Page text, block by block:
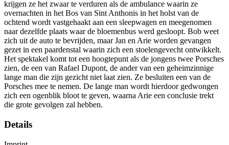
krijgen ze het zwaar te verduren als de ambulance waarin ze
overnachten in het Bos van Sint Anthonis in het holst van de
ochtend wordt vastgehaakt aan een sleepwagen en meegenomen
naar dezelfde plaats waar de bloemenbus werd gesloopt. Bob weet
zich uit de auto te bevrijden, maar Jan en Arie worden gevangen
gezet in een paardenstal waarin zich een stoelengevecht ontwikkelt.
Het spektakel komt tot een hoogtepunt als de jongens twee Porsches
zien, de een van Rafael Dupont, de ander van een geheimzinnige
lange man die zijn gezicht niet laat zien. Ze besluiten een van de
Porsches mee te nemen. De lange man wordt hierdoor gedwongen
zich een ogenblik bloot te geven, waarna Arie een conclusie trekt
die grote gevolgen zal hebben.
Details